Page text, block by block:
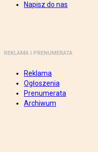
Napisz do nas
REKLAMA I PRENUMERATA
Reklama
Ogłoszenia
Prenumerata
Archiwum